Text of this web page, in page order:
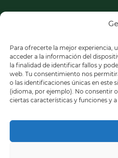
Para ofrecerte la mejor experiencia,
acceder a la información del
la finalidad de identificar fallos y
web. Tu consentimiento nos
o las identificaciones únicas en este
(idioma, por ejemplo). No consentir
ciertas características y funciones y